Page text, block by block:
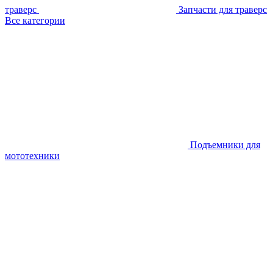
траверс
Запчасти для траверс
Все категории
Подъемники для
мототехники